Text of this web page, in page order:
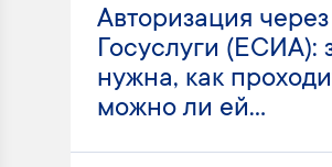
Авторизация через
Госуслуги (ЕСИА):
нужна, как
можно ли ей...